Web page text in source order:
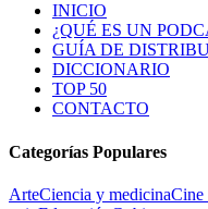
INICIO
¿QUÉ ES UN
GUÍA DE
DICCIONARIO
TOP 50
CONTACTO
Categorías Populares
ArteCiencia y medicinaCine